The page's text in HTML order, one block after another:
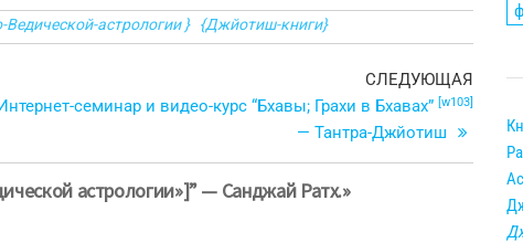
Ведической-астрологии } {Джйотиш-книги}
запись
СЛЕДУЮЩАЯ
семинар и видео-курс “Бхавы; Грахи в Бхавах” [w103]
— Тантра-Джйотиш
астрологии»]” — Санджай Ратх.»